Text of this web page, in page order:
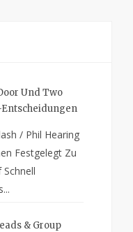
Und Two
Entscheidungen
/ Phil Hearing
Festgelegt Zu
& Group